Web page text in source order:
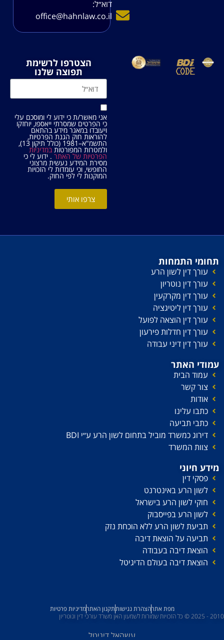
דוא׳׳ל:
office@hahnlaw.co.il
הצטרפו לרשימת
תפוצה שלנו
אני מאשר/ת כי ידוע לי ומוסכם עלי
כי הפרטים שמסרתי ייאספו, יוחזקו
ויעובדו במאגר מידע בהתאם
להוראות חוק הגנת הפרטיות,
התשמ"א–1981 (כולל תיקון 13),
ולמטרות המפורטותבמדיניות
הפרטיות של האתר . ידוע לי כי
מסירת המידע נעשית מרצוני
החופשי, וכי עומדות לי הזכויות
המוקנות לי לפי החוק.
צרפו אותי
תחומי התמחות
עורך דין לשון הרע
עורך דין נוטריון
עורך דין מקרקעין
עורך דין ליטיגציה
עורך דין הוצאה לפועל
עורך דין חדלות פירעון
עורך דין דיני עבודה
עמודי האתר
עמוד הבית
צור קשר
אודות
כתבו עלינו
כתבי תביעה
דירוג כמשרד מוביל בתחום לשון הרע ע׳׳י BDI
צוות המשרד
מידע חיוני
פסקי דין
לשון הרע באינטרנט
חוקי לשון הרע בישראל
לשון הרע בפייסבוק
תביעת לשון הרע ללא הוכחת נזק
תביעה על הוצאת דיבה
הוצאת דיבה בעבודה
הוצאת דיבה בעולם הדיגיטל
מפת אתרהצהרת נגישותתקנון האתרמדיניות פרטיות
2010 - 2025 © כל הזכויות שמורות לשמעון האן משרד עורכי דין ונוטריון
עשהאל דיגיטל